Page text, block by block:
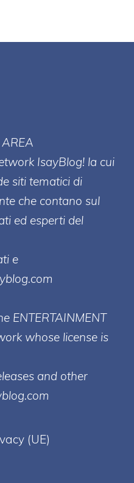
IsayBlog! la cui
siti tematici di
che contano sul
ed esperti del
e
ENTERTAINMENT
whose license is
and other
(UE)